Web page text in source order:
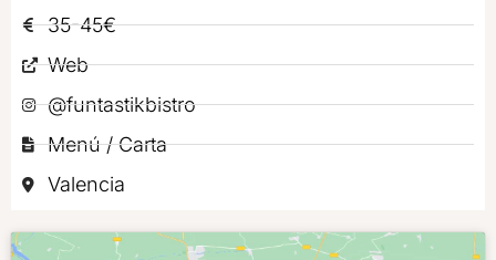
35-45€
Web
@funtastikbistro
Menú / Carta
Valencia